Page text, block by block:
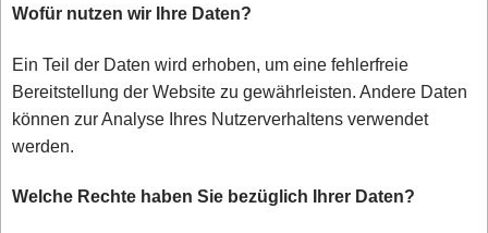
Wofür nutzen wir Ihre Daten?
Ein Teil der Daten wird erhoben, um eine fehlerfreie
Bereitstellung der Website zu gewährleisten. Andere Daten
können zur Analyse Ihres Nutzerverhaltens verwendet
werden.
Welche Rechte haben Sie bezüglich Ihrer Daten?